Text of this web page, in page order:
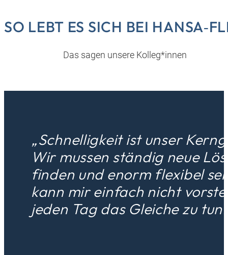
SO LEBT ES SICH BEI
Das sagen unsere Kolleg*innen
„Schnelligkeit ist unser
Wir mussen ständig neue
finden und enorm flexibel
kann mir einfach nicht
jeden Tag das Gleiche zu